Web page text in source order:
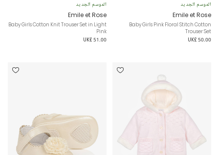
الموسم الجديد
Emile et Rose
Baby Girls Pink Floral Stitch Cotton
Trouser Set
UK£ 50.00
الموسم الجديد
Emile et Rose
Baby Girls Cotton Knit Trouser Set in Light
Pink
UK£ 51.00